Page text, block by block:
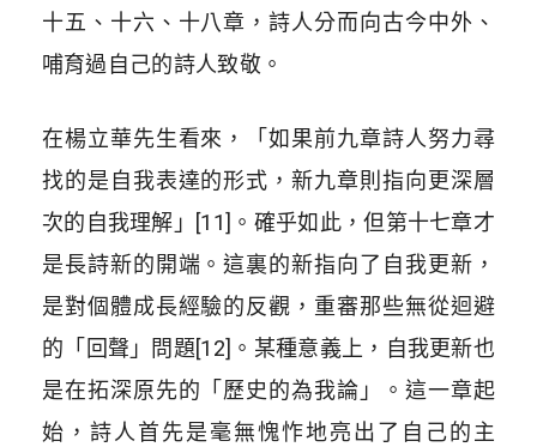
十五、十六、十八章，詩人分而向古今中外、
哺育過自己的詩人致敬。
在楊立華先生看來，「如果前九章詩人努力尋
找的是自我表達的形式，新九章則指向更深層
次的自我理解」[11]。確乎如此，但第十七章才
是長詩新的開端。這裏的新指向了自我更新，
是對個體成長經驗的反觀，重審那些無從迴避
的「回聲」問題[12]。某種意義上，自我更新也
是在拓深原先的「歷史的為我論」。這一章起
始，詩人首先是毫無愧怍地亮出了自己的主